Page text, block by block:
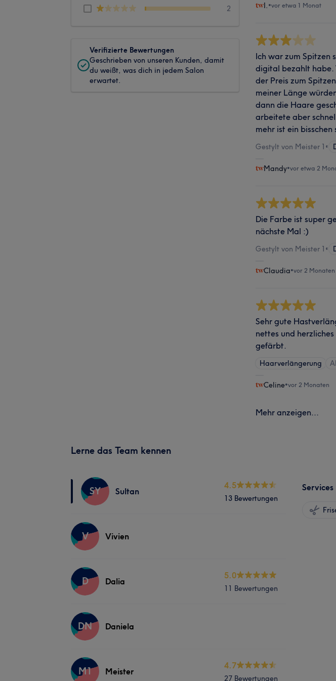
2
Verifizierte Bewertungen
Geschrieben von unseren Kunden, damit
du weißt, was dich in jedem Salon
erwartet.
I. •vor etwa 1 Monat
Ich war zum Spitzen
digital bezahlt habe.
der Preis zum
meiner Länge
dann die Haare
arbeitete aber
mehr ist ein bisschen
Gestylt von Meister 1 •
Mandy•vor etwa 2
Die Farbe ist super
nächste Mal :)
Gestylt von Meister 1 •
Claudia•vor 2 Monaten
Sehr gute
nettes und
gefärbt.
Haarverlängerung
Celine•vor 2 Monaten
Mehr anzeigen...
Lerne das Team kennen
SY Sultan
4.5
13 Bewertungen
V Vivien
D Dalia
5.0
11 Bewertungen
DN Daniela
M1 Meister
4.7
27 Bewertungen
Services